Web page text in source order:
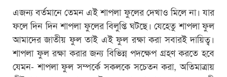
এজন্য বর্তমানে তেমন এই শাপলা ফুলের দেখাও মিলে না। যার
ফলে দিন দিন শাপলা ফুলের বিলুপ্তি ঘটছে। যেহেতু শাপলা ফুল
আমাদের জাতীয় ফুল তাই এই ফুল রক্ষা করা সবারই দায়িত্ব।
শাপলা ফুল রক্ষা করার জন্য বিভিন্ন পদক্ষেপ গ্রহণ করতে হবে
যেমন- শাপলা ফুল সম্পর্কে সকলকে সচেতন করা, অতিমাত্রায়